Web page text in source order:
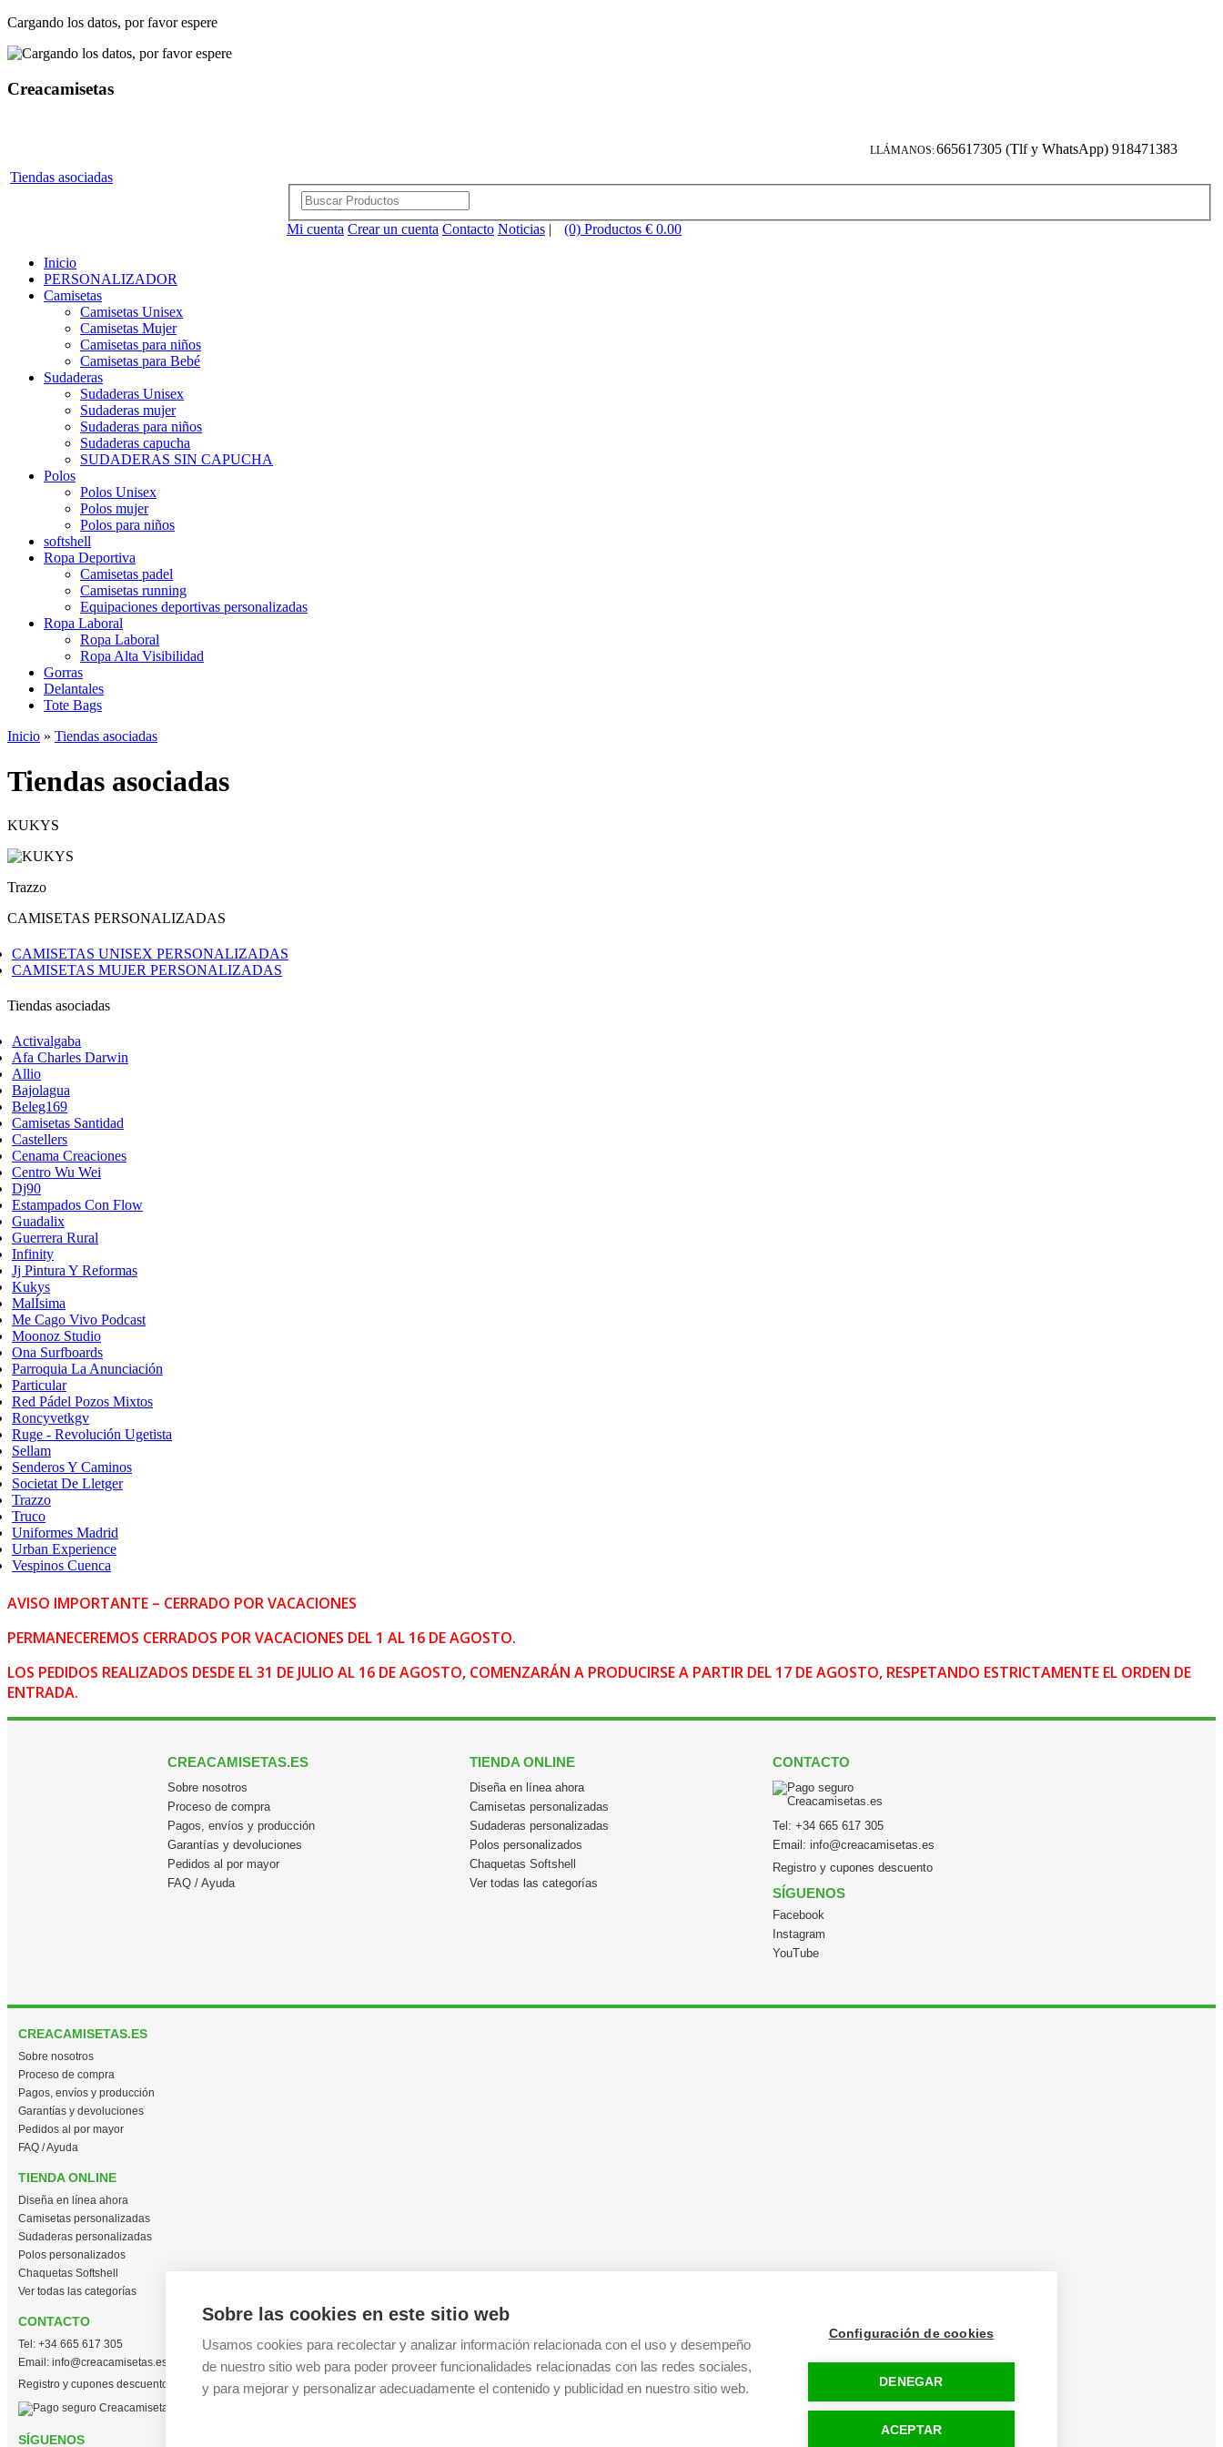
Sobre las cookies en este sitio web
Usamos cookies para recolectar y analizar información relacionada con el uso y desempeño
de nuestro sitio web para poder proveer funcionalidades relacionadas con las redes sociales,
y para mejorar y personalizar adecuadamente el contenido y publicidad en nuestro sitio web.
Configuración de cookies
DENEGAR
ACEPTAR
Cargando los datos, por favor espere
Creacamisetas
Tiendas asociadas
LLÁMANOS:665617305 (Tlf y WhatsApp) 918471383
Mi cuenta Crear un cuenta Contacto Noticias | (0) Productos € 0.00
Inicio
PERSONALIZADOR
Camisetas
Camisetas Unisex
Camisetas Mujer
Camisetas para niños
Camisetas para Bebé
Sudaderas
Sudaderas Unisex
Sudaderas mujer
Sudaderas para niños
Sudaderas capucha
SUDADERAS SIN CAPUCHA
Polos
Polos Unisex
Polos mujer
Polos para niños
softshell
Ropa Deportiva
Camisetas padel
Camisetas running
Equipaciones deportivas personalizadas
Ropa Laboral
Ropa Laboral
Ropa Alta Visibilidad
Gorras
Delantales
Tote Bags
Inicio » Tiendas asociadas
Tiendas asociadas
KUKYS
Trazzo
CAMISETAS PERSONALIZADAS
CAMISETAS UNISEX PERSONALIZADAS
CAMISETAS MUJER PERSONALIZADAS
Tiendas asociadas
Activalgaba
Afa Charles Darwin
Allio
Bajolagua
Beleg169
Camisetas Santidad
Castellers
Cenama Creaciones
Centro Wu Wei
Dj90
Estampados Con Flow
Guadalix
Guerrera Rural
Infinity
Jj Pintura Y Reformas
Kukys
MalÍsima
Me Cago Vivo Podcast
Moonoz Studio
Ona Surfboards
Parroquia La Anunciación
Particular
Red Pádel Pozos Mixtos
Roncyvetkgv
Ruge - Revolución Ugetista
Sellam
Senderos Y Caminos
Societat De Lletger
Trazzo
Truco
Uniformes Madrid
Urban Experience
Vespinos Cuenca
AVISO IMPORTANTE – CERRADO POR VACACIONES
PERMANECEREMOS CERRADOS POR VACACIONES DEL 1 AL 16 DE AGOSTO.
LOS PEDIDOS REALIZADOS DESDE EL 31 DE JULIO AL 16 DE AGOSTO, COMENZARÁN A PRODUCIRSE A PARTIR DEL 17 DE AGOSTO, RESPETANDO ESTRICTAMENTE EL ORDEN DE
ENTRADA.
CREACAMISETAS.ES
Sobre nosotros
Proceso de compra
Pagos, envíos y producción
Garantías y devoluciones
Pedidos al por mayor
FAQ / Ayuda
TIENDA ONLINE
Diseña en línea ahora
Camisetas personalizadas
Sudaderas personalizadas
Polos personalizados
Chaquetas Softshell
Ver todas las categorías
CONTACTO
Tel: +34 665 617 305
Email: info@creacamisetas.es
Registro y cupones descuento
SÍGUENOS
Facebook
Instagram
YouTube
CREACAMISETAS.ES
Sobre nosotros
Proceso de compra
Pagos, envíos y producción
Garantías y devoluciones
Pedidos al por mayor
FAQ / Ayuda
TIENDA ONLINE
Diseña en línea ahora
Camisetas personalizadas
Sudaderas personalizadas
Polos personalizados
Chaquetas Softshell
Ver todas las categorías
CONTACTO
Tel: +34 665 617 305
Email: info@creacamisetas.es
Registro y cupones descuento
SÍGUENOS